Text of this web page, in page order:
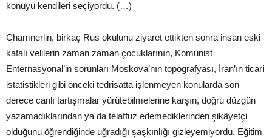
konuyu kendileri seçiyordu. (…)
Chamnerlin, birkaç Rus okulunu ziyaret ettikten sonra insan eski
kafalı velilerin zaman zaman çocuklarının, Komünist
Enternasyonal’in sorunları Moskova’nın topografyası, İran’ın ticari
istatistikleri gibi önceki tedrisatta işlenmeyen konularda son
derece canlı tartışmalar yürütebilmelerine karşın, doğru düzgün
yazamadıklarından ya da telaffuz edemediklerinden şikâyetçi
olduğunu öğrendiğinde uğradığı şaşkınlığı gizleyemiyordu. Eğitim